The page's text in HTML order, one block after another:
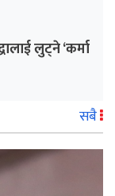
लुट्ने ‘कर्मा
सबै